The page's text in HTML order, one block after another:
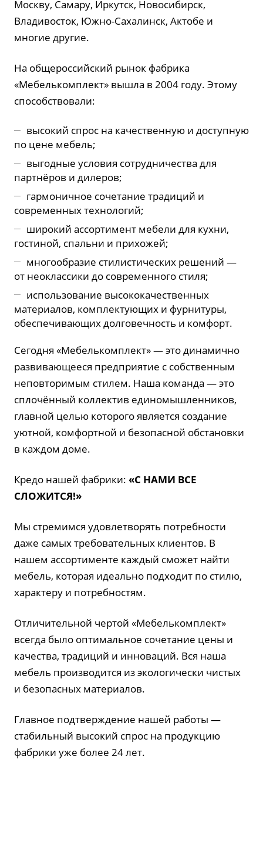
Москву, Самару, Иркутск, Новосибирск,
Владивосток, Южно-Сахалинск, Актобе и
многие другие.
На общероссийский рынок фабрика
«Мебелькомплект» вышла в 2004 году. Этому
способствовали:
высокий спрос на качественную и доступную
по цене мебель;
выгодные условия сотрудничества для
партнёров и дилеров;
гармоничное сочетание традиций и
современных технологий;
широкий ассортимент мебели для кухни,
гостиной, спальни и прихожей;
многообразие стилистических решений —
от неоклассики до современного стиля;
использование высококачественных
материалов, комплектующих и фурнитуры,
обеспечивающих долговечность и комфорт.
Сегодня «Мебелькомплект» — это динамично
развивающееся предприятие с собственным
неповторимым стилем. Наша команда — это
сплочённый коллектив единомышленников,
главной целью которого является создание
уютной, комфортной и безопасной обстановки
в каждом доме.
Кредо нашей фабрики: «С НАМИ ВСЕ
СЛОЖИТСЯ!»
Мы стремимся удовлетворять потребности
даже самых требовательных клиентов. В
нашем ассортименте каждый сможет найти
мебель, которая идеально подходит по стилю,
характеру и потребностям.
Отличительной чертой «Мебелькомплект»
всегда было оптимальное сочетание цены и
качества, традиций и инноваций. Вся наша
мебель производится из экологически чистых
и безопасных материалов.
Главное подтверждение нашей работы —
стабильный высокий спрос на продукцию
фабрики уже более 24 лет.